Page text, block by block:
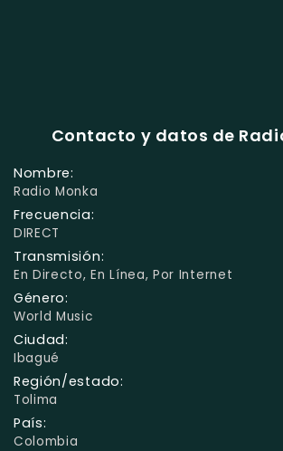
Contacto y datos de
Nombre:
Radio Monka
Frecuencia:
DIRECT
Transmisión:
En Directo, En Línea, Por Internet
Género:
World Music
Ciudad:
Ibagué
Región/estado:
Tolima
País:
Colombia